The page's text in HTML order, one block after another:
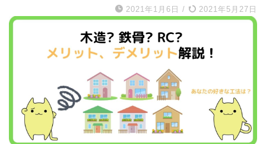
2021年1月6日 / 2021年5月27日